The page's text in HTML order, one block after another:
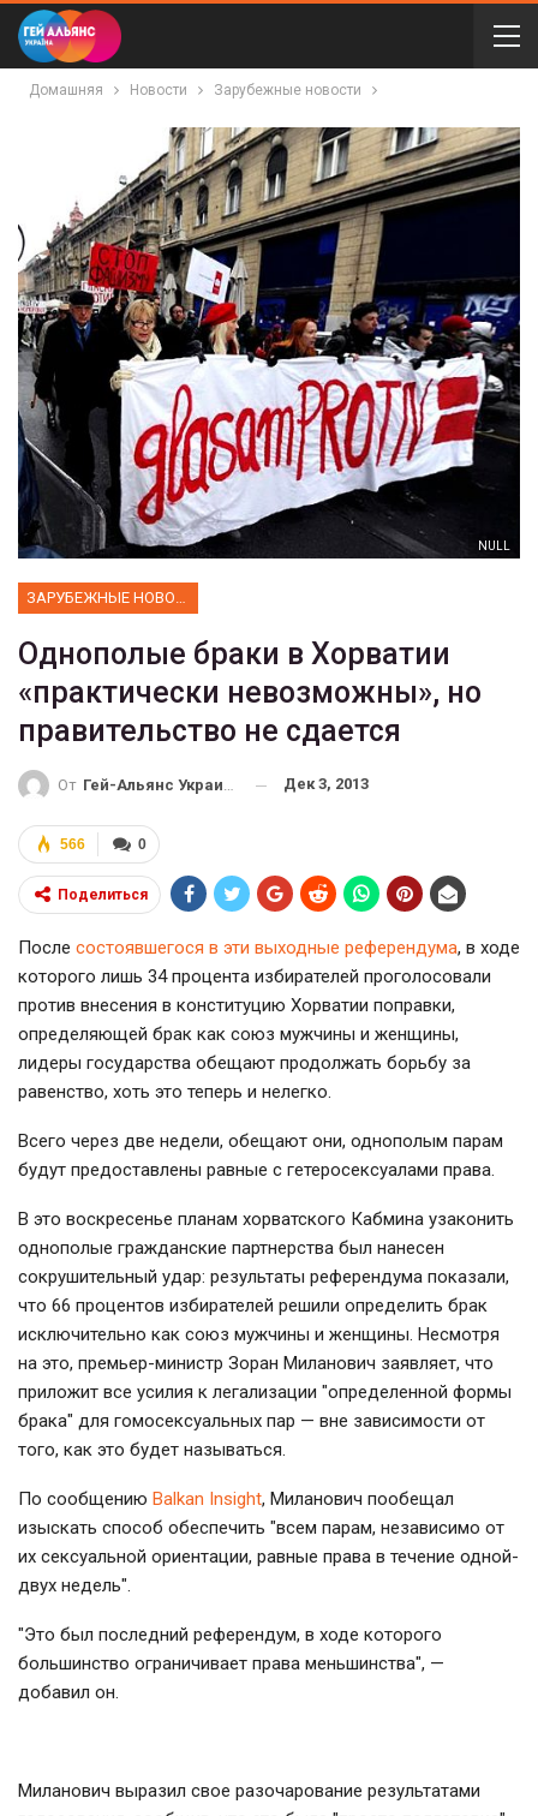
Домашняя Новости Зарубежные новости
NULL
ЗАРУБЕЖНЫЕ НОВОСТИ
Однополые браки в Хорватии
«практически невозможны», но
правительство не сдается
От Гей-Альянс Украина Дек 3, 2013
0
566
Поделиться
После состоявшегося в эти выходные референдума, в ходе
которого лишь 34 процента избирателей проголосовали
против внесения в конституцию Хорватии поправки,
определяющей брак как союз мужчины и женщины,
лидеры государства обещают продолжать борьбу за
равенство, хоть это теперь и нелегко.
Всего через две недели, обещают они, однополым парам
будут предоставлены равные с гетеросексуалами права.
В это воскресенье планам хорватского Кабмина узаконить
однополые гражданские партнерства был нанесен
сокрушительный удар: результаты референдума показали,
что 66 процентов избирателей решили определить брак
исключительно как союз мужчины и женщины. Несмотря
на это, премьер-министр Зоран Миланович заявляет, что
приложит все усилия к легализации "определенной формы
брака" для гомосексуальных пар — вне зависимости от
того, как это будет называться.
По сообщению Balkan Insight, Миланович пообещал
изыскать способ обеспечить "всем парам, независимо от
их сексуальной ориентации, равные права в течение одной-
двух недель".
"Это был последний референдум, в ходе которого
большинство ограничивает права меньшинства", —
добавил он.
Миланович выразил свое разочарование результатами